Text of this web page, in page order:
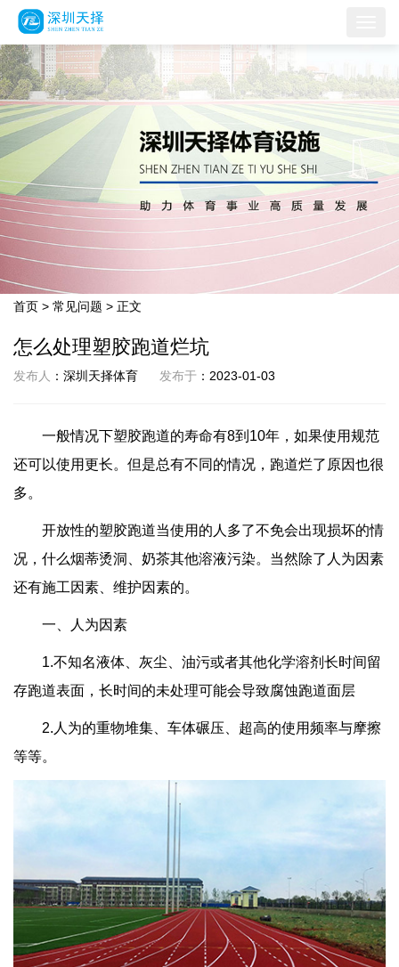
首页 > 常见问题 > 正文
怎么处理塑胶跑道烂坑
发布人 ：深圳天择体育 发布于 ：2023-01-03
一般情况下塑胶跑道的寿命有8到10年，如果使用规范
还可以使用更长。但是总有不同的情况，跑道烂了原因也很
多。
开放性的塑胶跑道当使用的人多了不免会出现损坏的情
况，什么烟蒂烫洞、奶茶其他溶液污染。当然除了人为因素
还有施工因素、维护因素的。
一、人为因素
1.不知名液体、灰尘、油污或者其他化学溶剂长时间留
存跑道表面，长时间的未处理可能会导致腐蚀跑道面层
2.人为的重物堆集、车体碾压、超高的使用频率与摩擦
等等。